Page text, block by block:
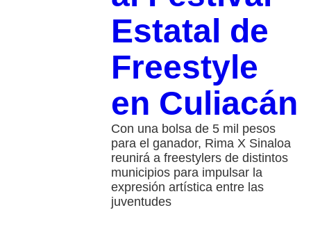
Estatal de
Freestyle
en Culiacán
Con una bolsa de 5 mil pesos
para el ganador, Rima X Sinaloa
reunirá a freestylers de distintos
municipios para impulsar la
expresión artística entre las
juventudes